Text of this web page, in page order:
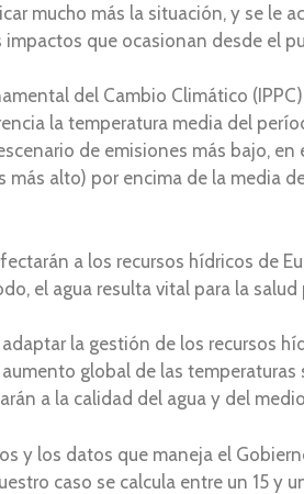
mucho más la situación, y se le
que ocasionan desde el
del Cambio Climático
la temperatura media del
de emisiones más bajo,
más alto) por encima de la media
a los recursos hídricos de
el agua resulta vital para la
la gestión de los recursos
global de las
a la calidad del agua y del
y los datos que maneja el
caso se calcula entre un 15